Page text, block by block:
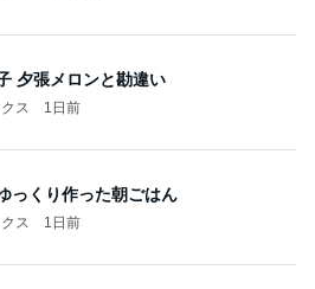
夕張メロンと勘違い
ス 1日前
っくり作った朝ごはん
ス 1日前